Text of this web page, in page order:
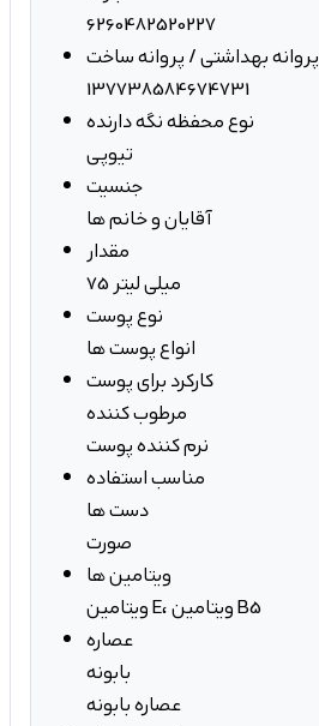
6260482520227
پروانه بهداشتی / پروانه ساخت
137738584674731
نوع محفظه نگه دارنده
تیوپی
جنسیت
آقایان و خانم ها
مقدار
75 میلی لیتر
نوع پوست
انواع پوست ها
کارکرد برای پوست
مرطوب کننده
نرم کننده پوست
مناسب استفاده
دست ها
صورت
ویتامین ها
ویتامین E، ویتامین B5
عصاره
بابونه
عصاره بابونه